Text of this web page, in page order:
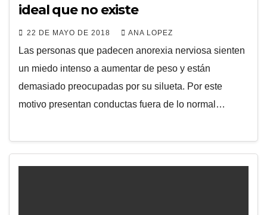
ideal que no existe
22 DE MAYO DE 2018 ANA LOPEZ
Las personas que padecen anorexia nerviosa sienten
un miedo intenso a aumentar de peso y están
demasiado preocupadas por su silueta. Por este
motivo presentan conductas fuera de lo normal…